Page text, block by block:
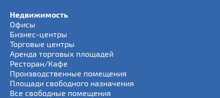
Недвижимость
Офисы
Бизнес-центры
Торговые центры
Аренда торговых площадей
Ресторан/Кафе
Производственные помещения
Площади свободного назначения
Все свободные помещения